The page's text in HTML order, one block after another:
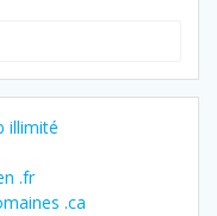
.fr
.ca